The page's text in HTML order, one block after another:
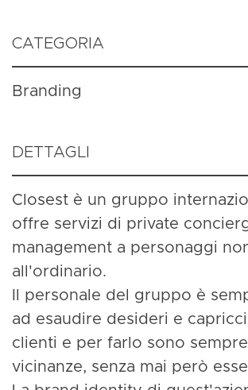
CATEGORIA
Branding
DETTAGLI
Closest è un gruppo
offre servizi di private
management a personaggi
all'ordinario.
Il personale del gruppo è
ad esaudire desideri e
clienti e per farlo sono
vicinanze, senza mai però